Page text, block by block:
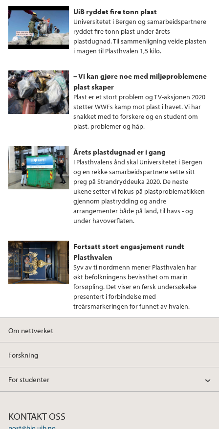
t
e
r
e
d
I
n
e
b
o
o
UiB ryddet fire tonn plast
Universitetet i Bergen og samarbeidspartnere
ryddet fire tonn plast under årets
plastdugnad. Til sammenligning veide plasten
i magen til Plasthvalen 1,5 kilo.
– Vi kan gjøre noe med miljøproblemene
plast skaper
Plast er et stort problem og TV-aksjonen 2020
støtter WWFs kamp mot plast i havet. Vi har
snakket med to forskere og en student om
plast, problemer og håp.
Årets plastdugnad er i gang
I Plasthvalens ånd skal Universitetet i Bergen
og en rekke samarbeidspartnere sette sitt
preg på Strandryddeuka 2020. De neste
ukene setter vi fokus på plastproblematikken
gjennom plastrydding og andre
arrangementer både på land, til havs - og
under havoverflaten.
Fortsatt stort engasjement rundt
Plasthvalen
Syv av ti nordmenn mener Plasthvalen har
økt befolkningens bevissthet om marin
forsøpling. Det viser en fersk undersøkelse
presentert i forbindelse med
treårsmarkeringen for funnet av hvalen.
Om nettverket
Forskning
For studenter
KONTAKT OSS